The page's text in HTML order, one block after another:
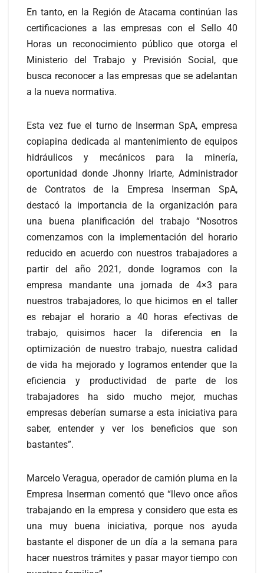
En tanto, en la Región de Atacama continúan las
certificaciones a las empresas con el Sello 40
Horas un reconocimiento público que otorga el
Ministerio del Trabajo y Previsión Social, que
busca reconocer a las empresas que se adelantan
a la nueva normativa.
Esta vez fue el turno de Inserman SpA, empresa
copiapina dedicada al mantenimiento de equipos
hidráulicos y mecánicos para la minería,
oportunidad donde Jhonny Iriarte, Administrador
de Contratos de la Empresa Inserman SpA,
destacó la importancia de la organización para
una buena planificación del trabajo “Nosotros
comenzamos con la implementación del horario
reducido en acuerdo con nuestros trabajadores a
partir del año 2021, donde logramos con la
empresa mandante una jornada de 4×3 para
nuestros trabajadores, lo que hicimos en el taller
es rebajar el horario a 40 horas efectivas de
trabajo, quisimos hacer la diferencia en la
optimización de nuestro trabajo, nuestra calidad
de vida ha mejorado y logramos entender que la
eficiencia y productividad de parte de los
trabajadores ha sido mucho mejor, muchas
empresas deberían sumarse a esta iniciativa para
saber, entender y ver los beneficios que son
bastantes”.
Marcelo Veragua, operador de camión pluma en la
Empresa Inserman comentó que “llevo once años
trabajando en la empresa y considero que esta es
una muy buena iniciativa, porque nos ayuda
bastante el disponer de un día a la semana para
hacer nuestros trámites y pasar mayor tiempo con